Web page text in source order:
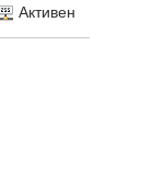
Активен